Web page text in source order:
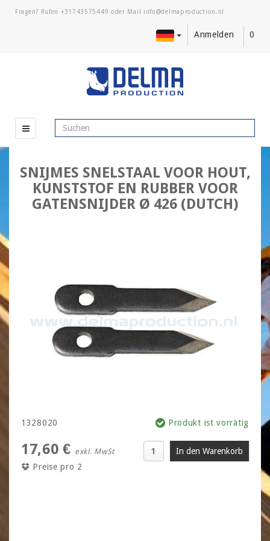
Fragen? Rufen +31743575449 oder Mail
Anmelden 0
SNIJMES SNELSTAAL VOOR HOUT,
KUNSTSTOF EN RUBBER VOOR
GATENSNIJDER Ø 426 (DUTCH)
1328020 Produkt ist vorrätig
17,60 € exkl. MwSt
Preise pro 2